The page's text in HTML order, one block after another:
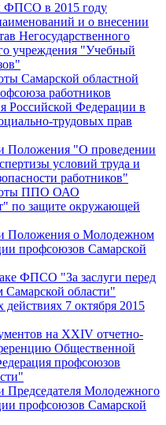
ФПСО в 2015 году
и о внесении
Негосударственного
учреждения "Учебный
Самарской областной
работников
Российской Федерации в
трудовых прав
Положения "О проведении
условий труда и
работников"
ППО ОАО
по защите окружающей
Положения о Молодежном
профсоюзов Самарской
ФПСО "За заслуги перед
области"
7 октября 2015
на XXIV отчетно-
Общественной
профсоюзов
Председателя Молодежного
профсоюзов Самарской